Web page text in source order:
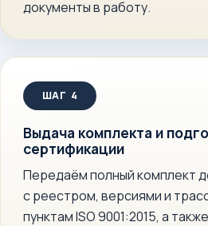
документы в работу.
Выдача комплекта и
сертификации
Передаём полный комплект
с реестром, версиями и
пунктам ISO 9001:2015, а